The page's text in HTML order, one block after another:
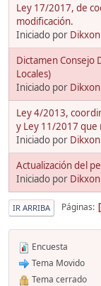
Ley 17/2017, de
modificación.
Iniciado por Dikxon
Dictamen Consejo
Locales)
Iniciado por Dikxon
Ley 4/2013,
y Ley 11/2017 que
Iniciado por Dikxon
Actualización del
Iniciado por Dikxon
IR ARRIBA Páginas
Encuesta
Tema Movido
Tema cerrado